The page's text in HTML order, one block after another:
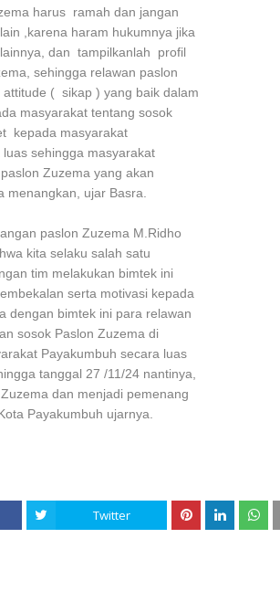
harus ramah dan jangan
,karena haram hukumnya jika
dan tampilkanlah profil
sehingga relawan paslon
( sikap ) yang baik dalam
masyarakat tentang sosok
kepada masyarakat
sehingga masyarakat
Zuzema yang akan
menangkan, ujar Basra.
paslon Zuzema M.Ridho
kita selaku salah satu
tim melakukan bimtek ini
serta motivasi kepada
dengan bimtek ini para relawan
sosok Paslon Zuzema di
Payakumbuh secara luas
tanggal 27 /11/24 nantinya,
dan menjadi pemenang
Payakumbuh ujarnya.
Twitter